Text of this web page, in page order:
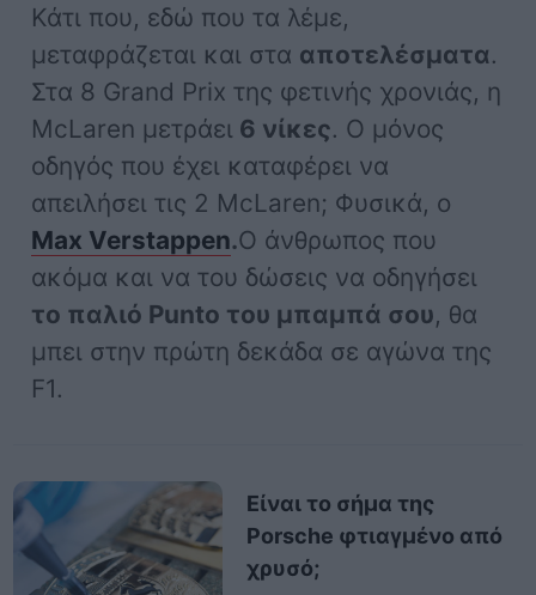
Κάτι που, εδώ που τα λέμε,
μεταφράζεται και στα αποτελέσματα.
Στα 8 Grand Prix της φετινής χρονιάς, η
McLaren μετράει 6 νίκες. Ο μόνος
οδηγός που έχει καταφέρει να
απειλήσει τις 2 McLaren; Φυσικά, ο
Max Verstappen.Ο άνθρωπος που
ακόμα και να του δώσεις να οδηγήσει
το παλιό Punto του μπαμπά σου, θα
μπει στην πρώτη δεκάδα σε αγώνα της
F1.
Είναι το σήμα της
Porsche φτιαγμένο από
χρυσό;